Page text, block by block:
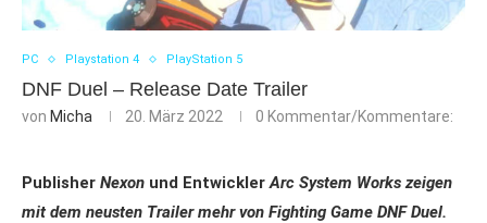
PC Playstation 4 PlayStation 5
DNF Duel – Release Date Trailer
von Micha 20. März 2022 0 Kommentar/Kommentare:
Publisher Nexon und EntwicklerArc System Works zeigen
mit dem neusten Trailer mehr von Fighting Game DNF Duel.